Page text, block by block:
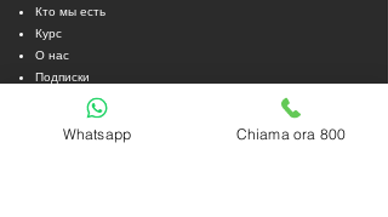
Кто мы есть
Курс
О нас
Подписки
Запланированные мероприятия
Советник
Партнеры
Whatsapp Chiama ora 800